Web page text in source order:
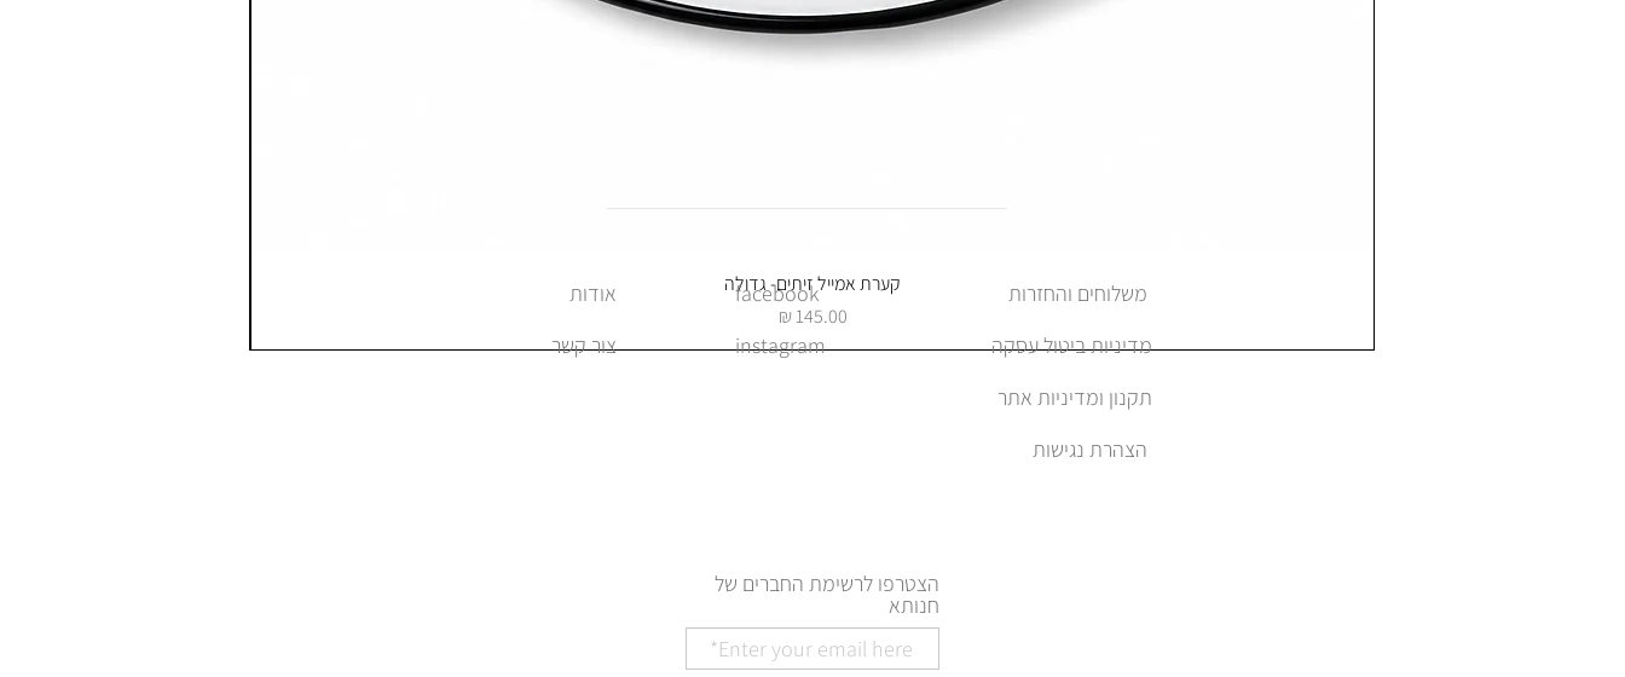
תצוגה מהירה
קערת אמייל זיתים- גדולה
מחיר
אודות
צור קשר
facebook
instagram
מדיניות ביטול עסקה
תקנון ומדיניות אתר
הצטרפו לרשימת החברים של
חנותא